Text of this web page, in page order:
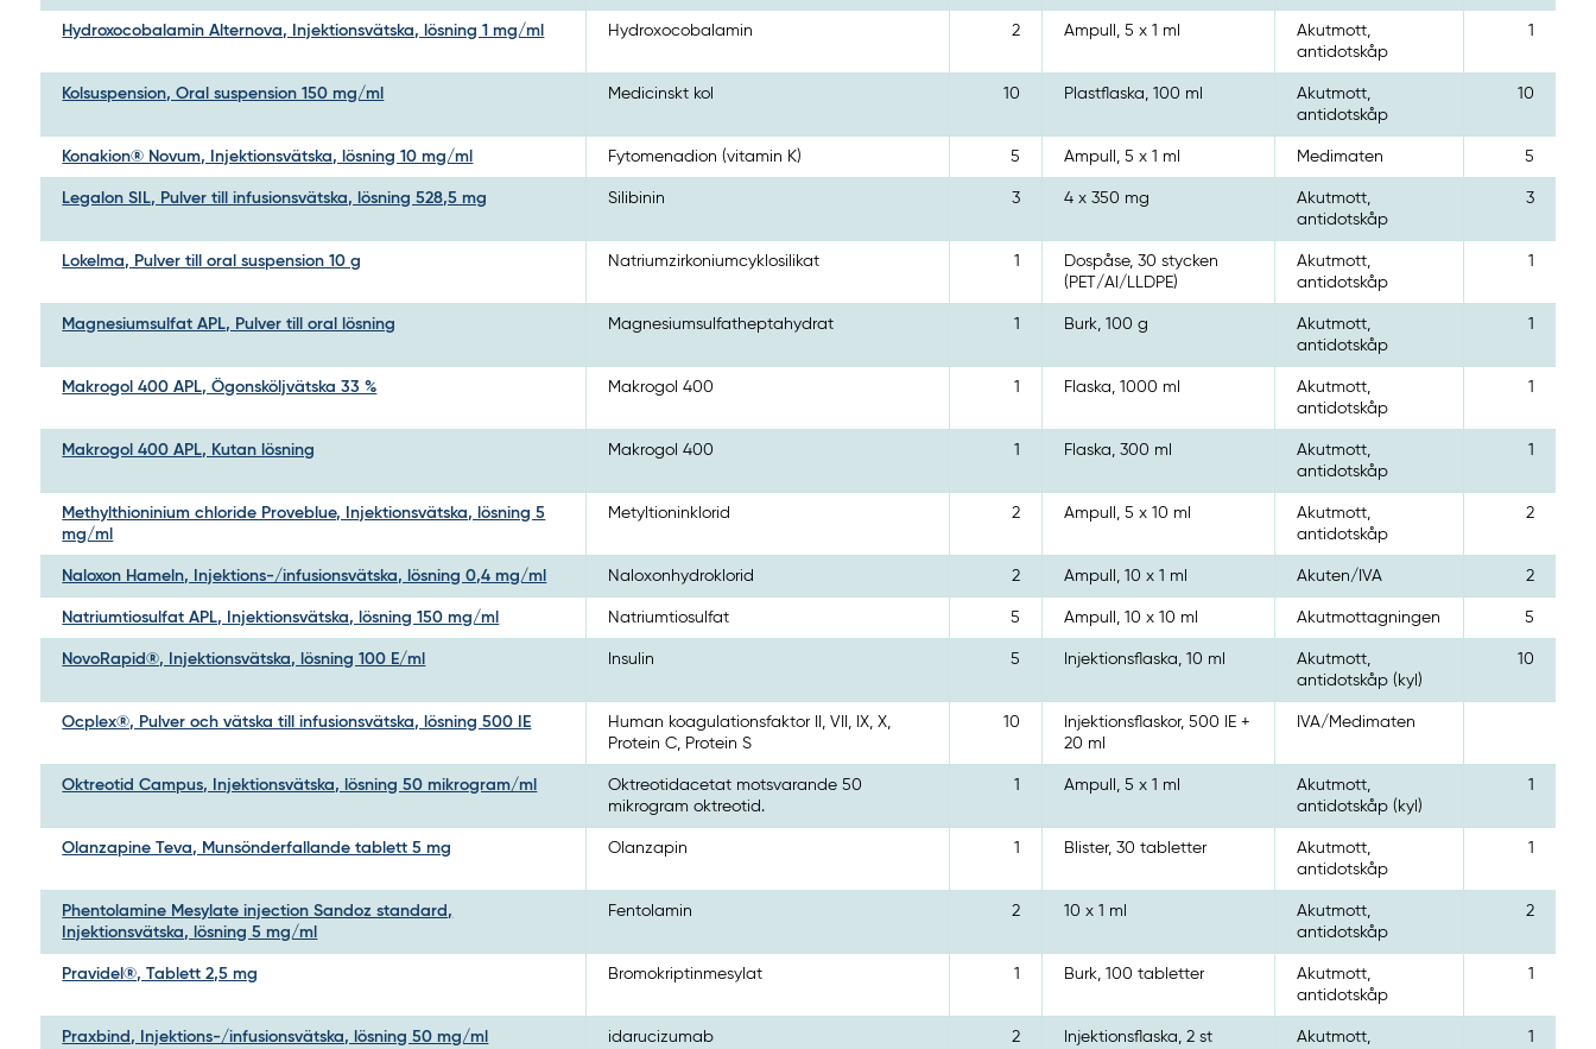
Hydroxocobalamin Alternova, Injektionsvätska, lösning 1 mg/ml Hydroxocobalamin 2 Ampull, 5 x 1 ml
Akutmott,
antidotskåp
1
Kolsuspension, Oral suspension 150 mg/ml Medicinskt kol 10 Plastflaska, 100 ml
Akutmott,
antidotskåp
10
Konakion® Novum, Injektionsvätska, lösning 10 mg/ml Fytomenadion (vitamin K) 5 Ampull, 5 x 1 ml Medimaten 5
Legalon SIL, Pulver till infusionsvätska, lösning 528,5 mg Silibinin 3 4 x 350 mg
Akutmott,
antidotskåp
3
Lokelma, Pulver till oral suspension 10 g Natriumzirkoniumcyklosilikat 1
Dospåse, 30 stycken
(PET/Al/LLDPE)
Akutmott,
antidotskåp
1
Magnesiumsulfat APL, Pulver till oral lösning Magnesiumsulfatheptahydrat 1 Burk, 100 g
Akutmott,
antidotskåp
1
Makrogol 400 APL, Ögonsköljvätska 33 % Makrogol 400 1 Flaska, 1000 ml
Akutmott,
antidotskåp
1
Makrogol 400 APL, Kutan lösning Makrogol 400 1 Flaska, 300 ml
Akutmott,
antidotskåp
1
Methylthioninium chloride Proveblue, Injektionsvätska, lösning 5
mg/ml
Metyltioninklorid 2 Ampull, 5 x 10 ml
Akutmott,
antidotskåp
2
Naloxon Hameln, Injektions-/infusionsvätska, lösning 0,4 mg/ml Naloxonhydroklorid 2 Ampull, 10 x 1 ml Akuten/IVA 2
Natriumtiosulfat APL, Injektionsvätska, lösning 150 mg/ml Natriumtiosulfat 5 Ampull, 10 x 10 ml Akutmottagningen 5
NovoRapid®, Injektionsvätska, lösning 100 E/ml Insulin 5 Injektionsflaska, 10 ml
Akutmott,
antidotskåp (kyl)
10
Ocplex®, Pulver och vätska till infusionsvätska, lösning 500 IE
Human koagulationsfaktor II, VII, IX, X,
Protein C, Protein S
10
Injektionsflaskor, 500 IE +
20 ml
IVA/Medimaten
Oktreotid Campus, Injektionsvätska, lösning 50 mikrogram/ml
Oktreotidacetat motsvarande 50
mikrogram oktreotid.
1 Ampull, 5 x 1 ml
Akutmott,
antidotskåp (kyl)
1
Olanzapine Teva, Munsönderfallande tablett 5 mg Olanzapin 1 Blister, 30 tabletter
Akutmott,
antidotskåp
1
Phentolamine Mesylate injection Sandoz standard,
Injektionsvätska, lösning 5 mg/ml
Fentolamin 2 10 x 1 ml
Akutmott,
antidotskåp
2
Pravidel®, Tablett 2,5 mg Bromokriptinmesylat 1 Burk, 100 tabletter
Akutmott,
antidotskåp
1
Praxbind, Injektions-/infusionsvätska, lösning 50 mg/ml idarucizumab 2 Injektionsflaska, 2 st
Akutmott,
1